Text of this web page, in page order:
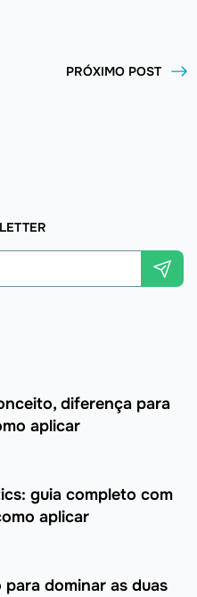
PRÓXIMO POST
diferença para
aplicar
guia completo com
aplicar
para dominar as duas